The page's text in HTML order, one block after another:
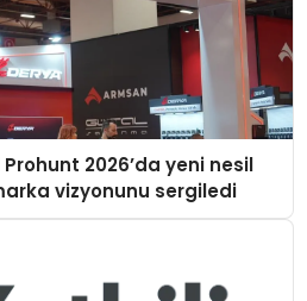
2026’da yeni nesil
vizyonunu sergiledi